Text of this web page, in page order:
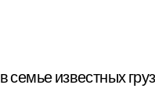
известных